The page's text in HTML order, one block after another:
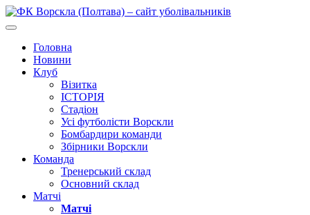
Головна
Новини
Клуб
Візитка
ІСТОРІЯ
Стадіон
Усі футболісти Ворскли
Бомбардири команди
Збірники Ворскли
Команда
Тренерський склад
Основний склад
Матчі
Матчі